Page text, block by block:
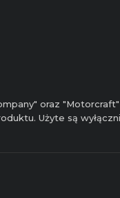
oraz
Użyte są